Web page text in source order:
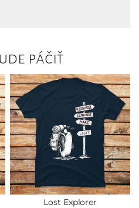
páčiť
Lost Explorer